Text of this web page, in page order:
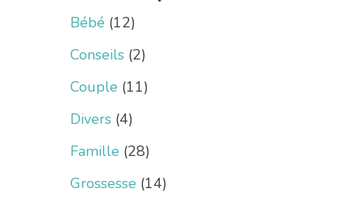
Bébé (12)
Conseils(2)
Couple (11)
Divers(4)
Famille (28)
Grossesse (14)